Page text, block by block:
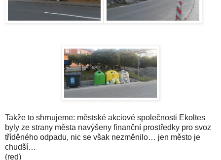
Takže to shrnujeme: městské akciové společnosti Ekoltes
byly ze strany města navýšeny finanční prostředky pro svoz
tříděného odpadu, nic se však nezměnilo… jen město je
chudší…
(red)